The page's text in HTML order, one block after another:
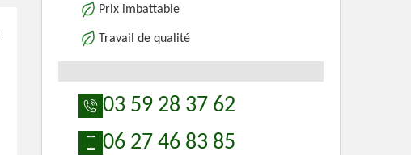
Prix imbattable
Travail de qualité
03 59 28 37 62
06 27 46 83 85